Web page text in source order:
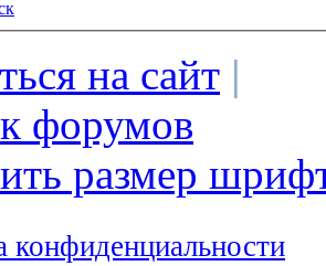
на сайт |
форумов
размер
конфиденциальности